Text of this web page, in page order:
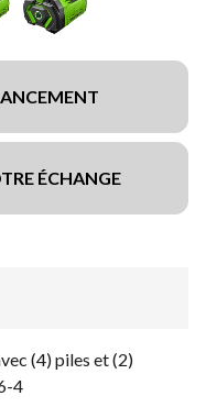
ÉCHANGE
(4) piles et (2)
4